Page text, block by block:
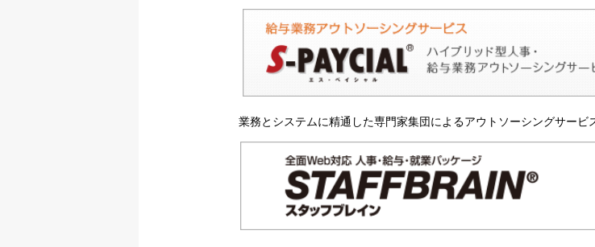
業務とシステムに精通した専門家集団によるアウトソーシングサービ
ます。各カテゴリをクリ
を確認し、当サイトにお
一部の Cookie を無効化
が出る可能性があります